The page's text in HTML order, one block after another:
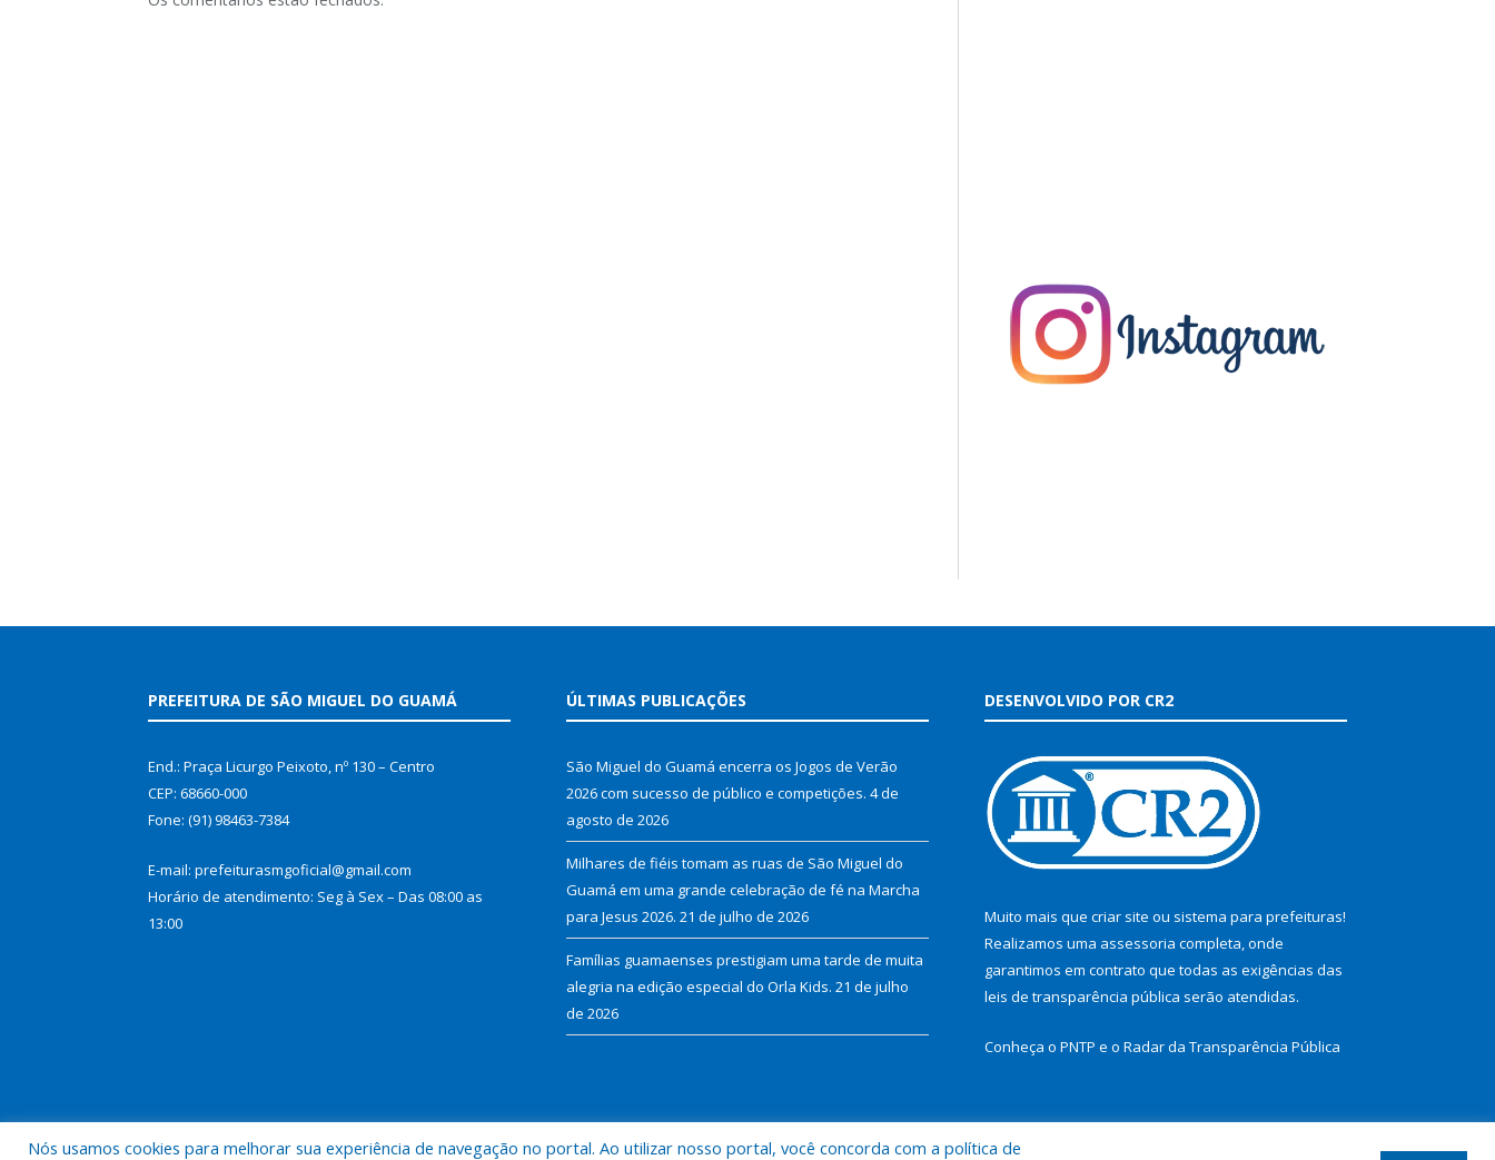
PREFEITURA DE SÃO MIGUEL DO GUAMÁ
End.: Praça Licurgo Peixoto, nº 130 – Centro
CEP: 68660-000
Fone: (91) 98463-7384
E-mail: prefeiturasmgoficial@gmail.com
Horário de atendimento: Seg à Sex – Das 08:00 as
13:00
ÚLTIMAS PUBLICAÇÕES
São Miguel do Guamá encerra os Jogos de Verão
2026 com sucesso de público e competições. 4 de
agosto de 2026
Milhares de fiéis tomam as ruas de São Miguel do
Guamá em uma grande celebração de fé na Marcha
para Jesus 2026. 21 de julho de 2026
Famílias guamaenses prestigiam uma tarde de muita
alegria na edição especial do Orla Kids. 21 de julho
de 2026
DESENVOLVIDO POR CR2
Muito mais que criar site ou sistema para prefeituras!
Realizamos uma assessoria completa, onde
garantimos em contrato que todas as exigências das
leis de transparência pública serão atendidas.
Conheça o PNTP e o Radar da Transparência Pública
Nós usamos cookies para melhorar sua experiência de navegação no portal. Ao utilizar nosso portal, você concorda com a política de